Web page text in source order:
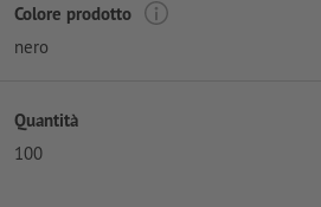
Colore prodotto
nero
Quantità
100